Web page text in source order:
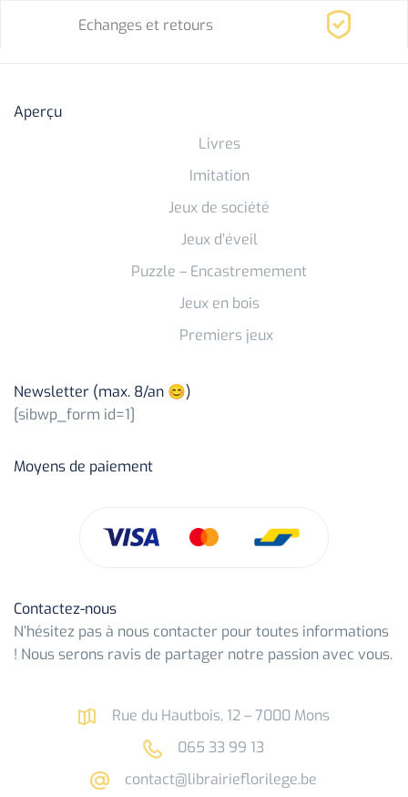
Echanges et retours
Aperçu
Livres
Imitation
Jeux de société
Jeux d’éveil
Puzzle – Encastremement
Jeux en bois
Premiers jeux
Newsletter (max. 8/an 😊)
[sibwp_form id=1]
Moyens de paiement
Contactez-nous
N’hésitez pas à nous contacter pour toutes informations
! Nous serons ravis de partager notre passion avec vous.
Rue du Hautbois, 12 – 7000 Mons
065 33 99 13
contact@librairieflorilege.be